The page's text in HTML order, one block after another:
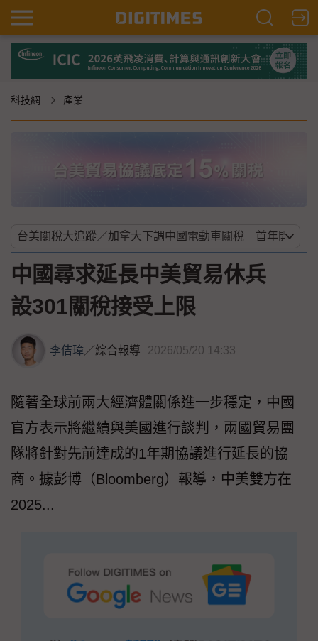
科技網 產業
中國尋求延長中美貿易休兵
設301關稅接受上限
李佶璋／綜合報導 2026/05/20 14:33
隨著全球前兩大經濟體關係進一步穩定，中國
官方表示將繼續與美國進行談判，兩國貿易團
隊將針對先前達成的1年期協議進行延長的協
商。據彭博（Bloomberg）報導，中美雙方在
2025...